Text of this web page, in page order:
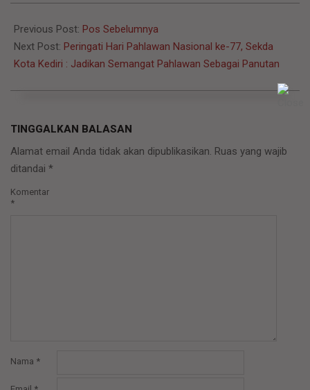
11-
11
Previous Post: Pos Sebelumnya
Next Post: Peringati Hari Pahlawan Nasional ke-77, Sekda
Kota Kediri : Jadikan Semangat Pahlawan Sebagai Panutan
TINGGALKAN BALASAN
Alamat email Anda tidak akan dipublikasikan. Ruas yang wajib
ditandai *
Komentar
*
Nama *